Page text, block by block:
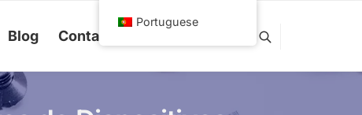
Blog Contact us
Portuguese